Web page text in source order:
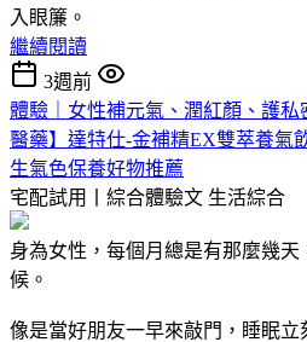
入眼簾。
繼續閱讀
3週前
體驗｜女性補元氣、潤紅顏、護
醫藥】達特仕-金補精EX雙萃養氣
生氣色保養好物推薦
宅配試用丨綜合體驗文 生活綜合
身為女性，每個月總是有那麼幾
候。
像是當好朋友一早來敲門，睡眠